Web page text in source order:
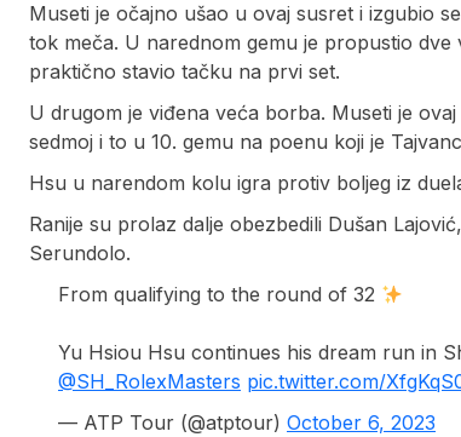
Museti je očajno ušao u ovaj susret i izgubio
tok meča. U narednom gemu je propustio
praktično stavio tačku na prvi set.
U drugom je viđena veća borba. Museti je
sedmoj i to u 10. gemu na poenu koji je
Hsu u narendom kolu igra protiv boljeg iz
Ranije su prolaz dalje obezbedili Dušan
Serundolo.
From qualifying to the round of 32
Yu Hsiou Hsu continues his dream run in
@SH_RolexMasters pic.twitter.com/
— ATP Tour (@atptour) October 6, 2023